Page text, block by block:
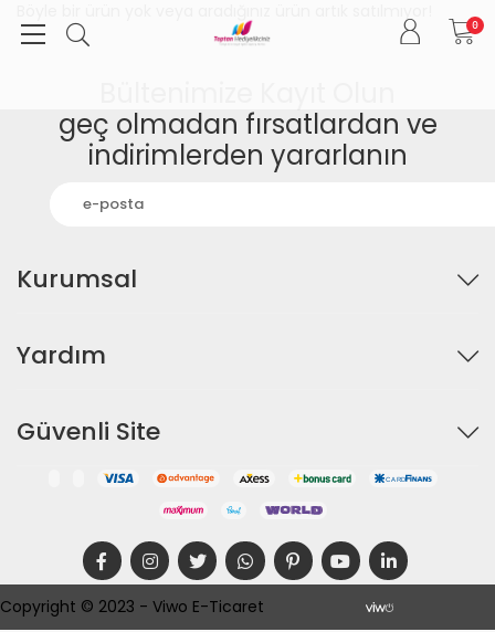
0
geç olmadan fırsatlardan ve
indirimlerden yararlanın
Kurumsal
Yardım
Güvenli Site
Copyright © 2023 - Viwo E-Ticaret